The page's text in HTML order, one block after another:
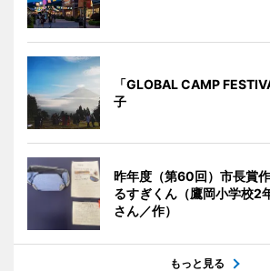
「GLOBAL CAMP
子
昨年度（第60回）市長賞
るすぎくん（鷹岡小学校2
さん／作）
もっと見る